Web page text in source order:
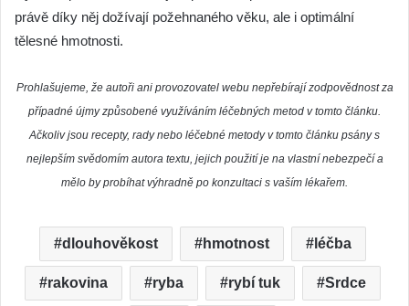
hypertenzi.
hmotnosti zejména ve středním věku. Tuto složku naleznete v
makrele, sardinkách, ústřicích či lososu. Na omega 3 mastné
kyseliny je bohatý například mečoun či tuňák – tyto ryby však
rovněž obsahují vysoký podíl nebezpečné rtuti, a proto by se
tyto ryby měly konzumovat výjimečně.
Máme takzvané bílé tukové buňky, které se ukládají v těle za
účelem zachování energie, a hnědé tukové buňky, jež dokážou
tuk metabolizovat v zájmu udržení stabilní tělesné teploty,